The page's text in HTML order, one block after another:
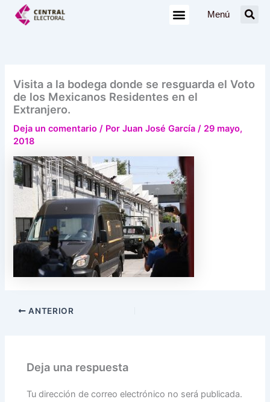
Menú
Visita a la bodega donde se resguarda el Voto
de los Mexicanos Residentes en el
Extranjero.
Deja un comentario / PorJuan José García/ 29 mayo,
2018
ANTERIOR
Deja una respuesta
Tu dirección de correo electrónico no será publicada.